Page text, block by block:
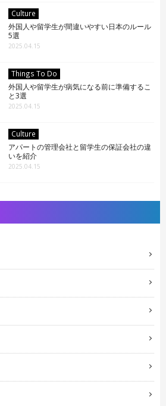
Culture
外国人や留学生が間違いやすい日本のルール
5選
2025.04.15
Things To Do
外国人や留学生が病気になる前に準備するこ
と3選
2025.04.15
Culture
アパートの管理会社と留学生の保証会社の違
いを紹介
2025.04.15